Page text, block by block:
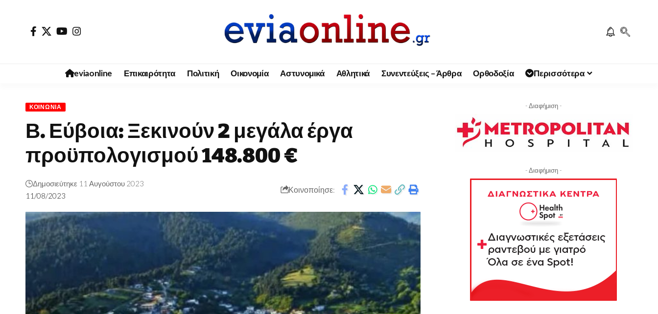
eviaonline Επικαιρότητα Πολιτική Οικονομία Αστυνομικά Αθλητικά Συνεντεύξεις – Άρθρα Ορθοδοξία Περισσότερα
ΚΟΙΝΩΝΊΑ
Β. Εύβοια: Ξεκινούν 2 μεγάλα έργα
προϋπολογισμού 148.800 €
11/08/2023
Δημοσιεύτηκε 11 Αυγούστου 2023
Κοινοποίησε:
- Διαφήμιση -
- Διαφήμιση -